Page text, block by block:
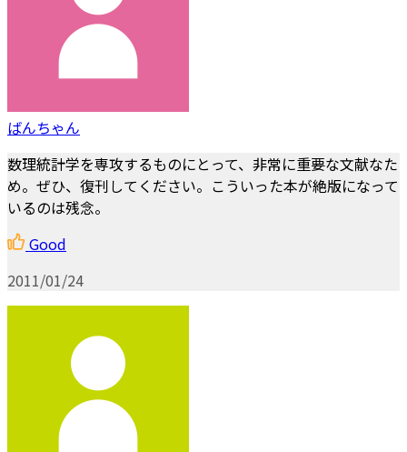
ばんちゃん
数理統計学を専攻するものにとって、非常に重要な文献なた
め。ぜひ、復刊してください。こういった本が絶版になって
いるのは残念。
Good
2011/01/24